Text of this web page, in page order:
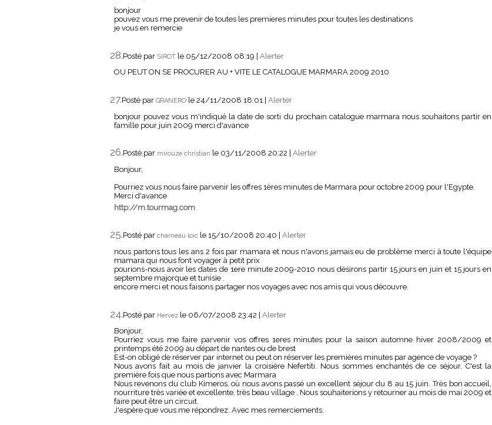
bonjour
pouvez vous me prevenir de toutes les premieres minutes pour toutes les destinations
je vous en remercie
28.Posté par SIROT le 05/12/2008 08:19 | Alerter
OU PEUT ON SE PROCURER AU + VITE LE CATALOGUE MARMARA 2009 2010
27.Posté par GRANERO le 24/11/2008 18:01
Alerter
bonjour pouvez vous m'indiqué la date de sorti du prochain catalogue marmara nous souhaitons partir en
famille pour juin 2009 merci d'avance
26.Posté par mirouze christian le 03/11/2008 20:22
Alerter
Bonjour,
Pourriez vous nous faire parvenir les offres 1ères minutes de Marmara pour octobre 2009 pour l'Egypte.
Merci d'avance
http://m.tourmag.com
25.Posté par charneau loic le 15/10/2008 20:40
Alerter
nous partons tous les ans 2 fois par mamara et nous n'avons jamais eu de problème merci à toute l'équipe
mamara qui nous font voyager à petit prix
pourions-nous avoir les dates de 1ere minute 2009-2010 nous désirons partir 15 jours en juin et 15 jours en
septembre majorque et tunisie .
encore merci et nous faisons partager nos voyages avec nos amis qui vous découvre.
24.Posté par Hervez le 06/07/2008 23:42 | Alerter
Bonjour,
Pourriez vous me faire parvenir vos offres 1eres minutes pour la saison automne hiver 2008/2009 et
printemps été 2009 au départ de nantes ou de brest
Est-on obligé de réserver par internet ou peut on réserver les premières minutes par agence de voyage ?
Nous avons fait au mois de janvier la croisière Nefertiti. Nous sommes enchantés de ce séjour. C'est la
première fois que nous partions avec Marmara
Nous revenons du club Kimeros, où nous avons passé un excellent séjour du 8 au 15 juin. Très bon accueil,
nourriture très variée et excellente, très beau village . Nous souhaiterions y retourner au mois de mai 2009 et
faire peut être un circuit.
J'espère que vous me répondrez. Avec mes remerciements.